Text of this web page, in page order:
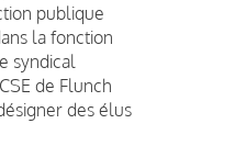
publique
la fonction
syndical
de Flunch
des élus